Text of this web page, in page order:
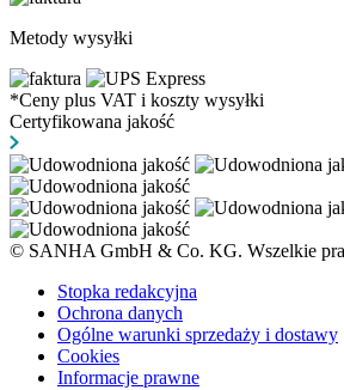
Metody wysyłki
*Ceny plus VAT i koszty wysyłki
Certyfikowana jakość
© SANHA GmbH & Co. KG. Wszelkie
Stopka redakcyjna
Ochrona danych
Ogólne warunki sprzedaży i dostawy
Cookies
Informacje prawne